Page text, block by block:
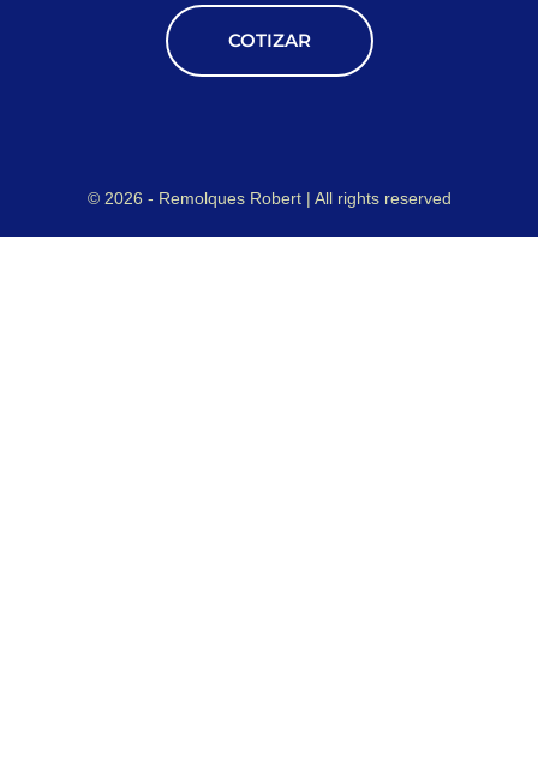
COTIZAR
© 2026 - Remolques Robert | All rights reserved